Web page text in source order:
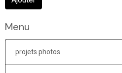
Menu
projets photos